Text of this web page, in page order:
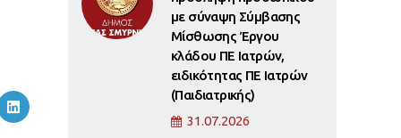
με σύναψη Σύμβασης
Μίσθωσης Έργου
κλάδου ΠΕ Ιατρών,
ειδικότητας ΠΕ Ιατρών
(Παιδιατρικής)
31.07.2026